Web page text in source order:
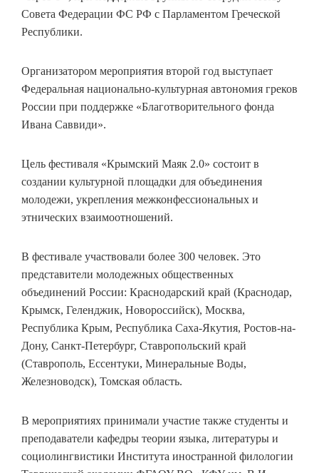
Совета Федерации ФС РФ с Парламентом Греческой
Республики.
Организатором мероприятия второй год выступает
Федеральная национально-культурная автономия греков
России при поддержке «Благотворительного фонда
Ивана Саввиди».
Цель фестиваля «Крымский Маяк 2.0» состоит в
создании культурной площадки для объединения
молодежи, укрепления межконфессиональных и
этнических взаимоотношений.
В фестивале участвовали более 300 человек. Это
представители молодежных общественных
объединений России: Краснодарский край (Краснодар,
Крымск, Геленджик, Новороссийск), Москва,
Республика Крым, Республика Саха-Якутия, Ростов-на-
Дону, Санкт-Петербург, Ставропольский край
(Ставрополь, Ессентуки, Минеральные Воды,
Железноводск), Томская область.
В мероприятиях принимали участие также студенты и
преподаватели кафедры теории языка, литературы и
социолингвистики Института иностранной филологии